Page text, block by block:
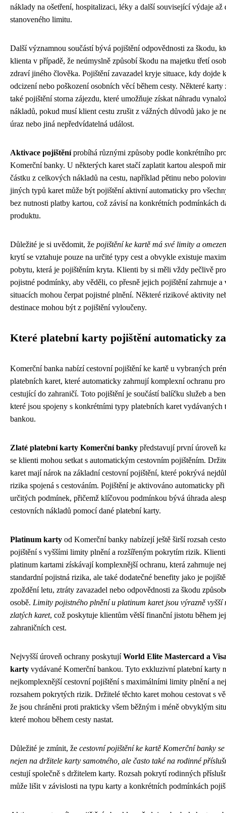
náklady na ošetření, hospitalizaci, léky a další související výdaje až
stanoveného limitu.
Další významnou součástí bývá pojištění odpovědnosti za škodu,
klienta v případě, že neúmyslně způsobí škodu na majetku třetí
zdraví jiného člověka. Pojištění zavazadel kryje situace, kdy dojde
odcizení nebo poškození osobních věcí během cesty. Některé karty
také pojištění storna zájezdu, které umožňuje získat náhradu
nákladů, pokud musí klient cestu zrušit z vážných důvodů jako je
úraz nebo jiná nepředvídatelná událost.
Aktivace pojištěníprobíhá různými způsoby podle konkrétního
Komerční banky. U některých karet stačí zaplatit kartou alespoň
částku z celkových nákladů na cestu, například pětinu nebo
jiných typů karet může být pojištění aktivní automaticky pro
bez nutnosti platby kartou, což závisí na konkrétních podmínkách
produktu.
Důležité je si uvědomit, že pojištění ke kartě má své limity a
krytí se vztahuje pouze na určité typy cest a obvykle existuje
pobytu, která je pojištěním kryta. Klienti by si měli vždy pečlivě
pojistné podmínky, aby věděli, co přesně jejich pojištění zahrnuje a
situacích mohou čerpat pojistné plnění. Některé rizikové aktivity
destinace mohou být z pojištění vyloučeny.
Které platební karty pojištění automaticky
Komerční banka nabízí cestovní pojištění ke kartě u vybraných
platebních karet, které automaticky zahrnují komplexní ochranu
cestující do zahraničí. Toto pojištění je součástí balíčku služeb a
které jsou spojeny s konkrétními typy platebních karet vydávaných
bankou.
Zlaté platební karty Komerční banky představují první úroveň
se klienti mohou setkat s automatickým cestovním pojištěním.
karet mají nárok na základní cestovní pojištění, které pokrývá
rizika spojená s cestováním. Pojištění je aktivováno automaticky
určitých podmínek, přičemž klíčovou podmínkou bývá úhrada
cestovních nákladů pomocí dané platební karty.
Platinum karty od Komerční banky nabízejí ještě širší rozsah
pojištění s vyššími limity plnění a rozšířeným pokrytím rizik.
platinum kartami získávají komplexnější ochranu, která zahrnuje
standardní pojistná rizika, ale také dodatečné benefity jako je
zpoždění letu, ztráty zavazadel nebo odpovědnosti za škodu
osobě. Limity pojistného plnění u platinum karet jsou výrazně vyšší
zlatých karet, což poskytuje klientům větší finanční jistotu během
zahraničních cest.
Nejvyšší úroveň ochrany poskytujíWorld Elite Mastercard a
karty vydávané Komerční bankou. Tyto exkluzivní platební karty
nejkomplexnější cestovní pojištění s maximálními limity plnění a
rozsahem pokrytých rizik. Držitelé těchto karet mohou cestovat s
že jsou chráněni proti prakticky všem běžným i méně obvyklým
které mohou během cesty nastat.
Důležité je zmínit, že cestovní pojištění ke kartě Komerční banky
nejen na držitele karty samotného, ale často také na rodinné
cestují společně s držitelem karty. Rozsah pokrytí rodinných
může lišit v závislosti na typu karty a konkrétních podmínkách